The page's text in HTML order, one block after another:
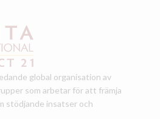
global organisation av
som arbetar för att främja
stödjande insatser och